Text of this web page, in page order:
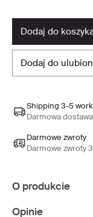
dodaj do
dodaj do
Shipping 3-5
Darmowa
Darmowe zwroty
Darmowe zwroty
O produkcie
Opinie